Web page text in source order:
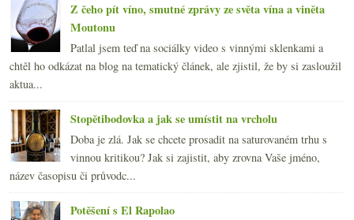
Z čeho pít víno, smutné zprávy ze světa vína a viněta
Moutonu
Patlal jsem teď na sociálky video s vinnými sklenkami a
chtěl ho odkázat na blog na tematický článek, ale zjistil, že by si zasloužil
aktua...
Stopětibodovka a jak se umístit na vrcholu
Doba je zlá. Jak se chcete prosadit na saturovaném trhu s
vinnou kritikou? Jak si zajistit, aby zrovna Vaše jméno,
název časopisu či průvodc...
Potěšení s El Rapolao